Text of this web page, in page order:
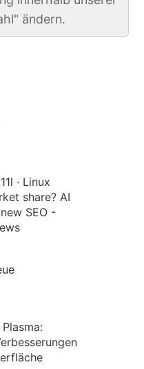
ändern.
· Linux
share? AI
SEO -